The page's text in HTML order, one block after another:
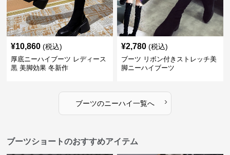
¥10,860 (税込)
厚底ニーハイブーツ レディース
黒 美脚効果 冬新作
¥2,780 (税込)
ブーツ リボン付きストレッチ美
脚ニーハイブーツ
ブーツのニーハイ一覧へ ›
ブーツショートのおすすめアイテム